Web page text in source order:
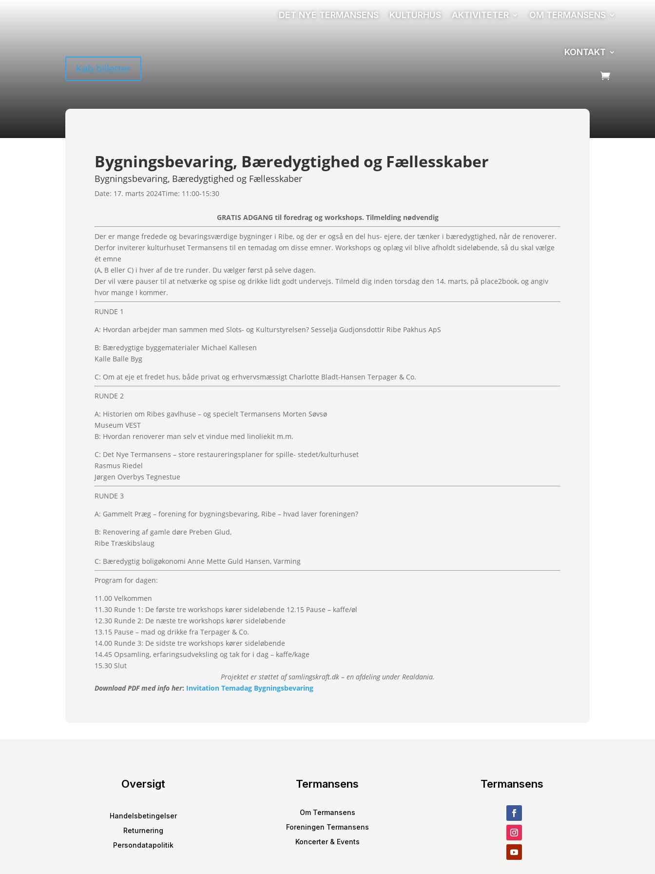
DET NYE TERMANSENS KULTURHUS AKTIVITETER OM TERMANSENS
KONTAKT
Køb billetter
Bygningsbevaring, Bæredygtighed og Fællesskaber
Bygningsbevaring, Bæredygtighed og Fællesskaber
Date: 17. marts 2024Time: 11:00-15:30
GRATIS ADGANG til foredrag og workshops. Tilmelding nødvendig
Der er mange fredede og bevaringsværdige bygninger i Ribe, og der er også en del hus- ejere, der tænker i bæredygtighed, når de renoverer.
Derfor inviterer kulturhuset Termansens til en temadag om disse emner. Workshops og oplæg vil blive afholdt sideløbende, så du skal vælge
ét emne
(A, B eller C) i hver af de tre runder. Du vælger først på selve dagen.
Der vil være pauser til at netværke og spise og drikke lidt godt undervejs. Tilmeld dig inden torsdag den 14. marts, på place2book, og angiv
hvor mange I kommer.
RUNDE 1
A: Hvordan arbejder man sammen med Slots- og Kulturstyrelsen? Sesselja Gudjonsdottir Ribe Pakhus ApS
B: Bæredygtige byggematerialer Michael Kallesen
Kalle Balle Byg
C: Om at eje et fredet hus, både privat og erhvervsmæssigt Charlotte Bladt-Hansen Terpager & Co.
RUNDE 2
A: Historien om Ribes gavlhuse – og specielt Termansens Morten Søvsø
Museum VEST
B: Hvordan renoverer man selv et vindue med linoliekit m.m.
C: Det Nye Termansens – store restaureringsplaner for spille- stedet/kulturhuset
Rasmus Riedel
Jørgen Overbys Tegnestue
RUNDE 3
A: Gammelt Præg – forening for bygningsbevaring, Ribe – hvad laver foreningen?
B: Renovering af gamle døre Preben Glud,
Ribe Træskibslaug
C: Bæredygtig boligøkonomi Anne Mette Guld Hansen, Varming
Program for dagen:
11.00 Velkommen
11.30 Runde 1: De første tre workshops kører sideløbende 12.15 Pause – kaffe/øl
12.30 Runde 2: De næste tre workshops kører sideløbende
13.15 Pause – mad og drikke fra Terpager & Co.
14.00 Runde 3: De sidste tre workshops kører sideløbende
14.45 Opsamling, erfaringsudveksling og tak for i dag – kaffe/kage
15.30 Slut
Projektet er støttet af samlingskraft.dk – en afdeling under Realdania.
Download PDF med info her: Invitation Temadag Bygningsbevaring
Oversigt
Handelsbetingelser
Returnering
Persondatapolitik
Termansens
Om Termansens
Foreningen Termansens
Koncerter & Events
Termansens